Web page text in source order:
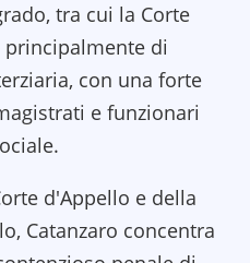
tra cui la Corte
principalmente di
con una forte
e funzionari
d'Appello e della
Catanzaro concentra